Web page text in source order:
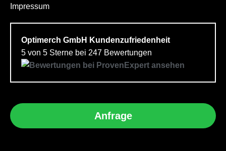
Impressum
Optimerch GmbH Kundenzufriedenheit
5 von 5 Sterne bei 247 Bewertungen
Anfrage